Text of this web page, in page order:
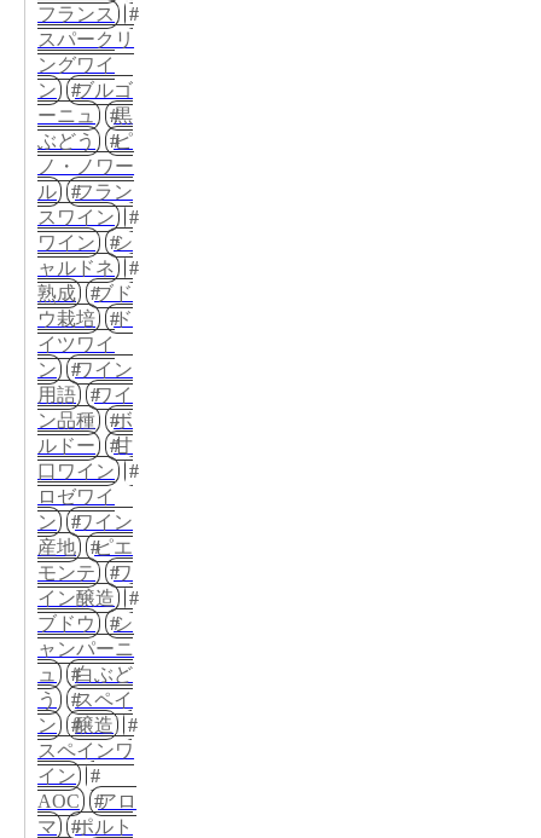
フランス
スパークリ
ングワイ
ン
ブルゴ
ーニュ
黒
ぶどう
ピ
ノ・ノワー
ル
フラン
スワイン
ワイン
シ
ャルドネ
熟成
ブド
ウ栽培
ド
イツワイ
ン
ワイン
用語
ワイ
ン品種
ボ
ルドー
甘
口ワイン
ロゼワイ
ン
ワイン
産地
ピエ
モンテ
ワ
イン醸造
ブドウ
シ
ャンパーニ
ュ
白ぶど
う
スペイ
ン
醸造
スペインワ
イン
AOC
アロ
マ
ポルト